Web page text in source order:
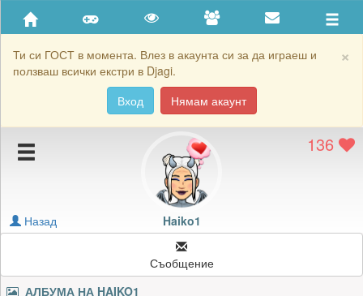
×
Ти си ГОСТ в момента. Влез в акаунта си за да играеш и
ползваш всички екстри в Djagi.
Вход
Нямам акаунт
Приятели
Хронология на игри
Подаръците на Haiko1
Блокирай Haiko1
136
Haiko1
Назад
Съобщение
АЛБУМА НА HAIKO1